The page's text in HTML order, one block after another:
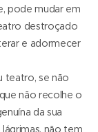
pode mudar em
destroçado
e adormecer
teatro, se não
não recolhe o
da sua
não tem